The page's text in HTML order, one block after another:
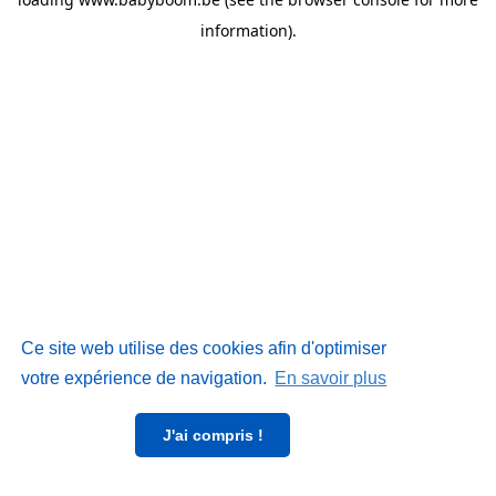
Ce site web utilise des cookies afin d'optimiser
votre expérience de navigation. En savoir plus
J'ai compris !
information).